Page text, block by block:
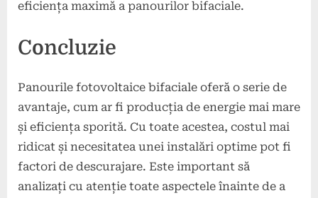
eficiența maximă a panourilor bifaciale.
Concluzie
Panourile fotovoltaice bifaciale oferă o serie de
avantaje, cum ar fi producția de energie mai mare
și eficiența sporită. Cu toate acestea, costul mai
ridicat și necesitatea unei instalări optime pot fi
factori de descurajare. Este important să
analizați cu atenție toate aspectele înainte de a